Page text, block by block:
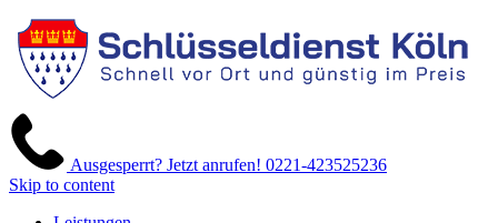
Ausgesperrt? Jetzt anrufen! 0221-423525236
Skip to content